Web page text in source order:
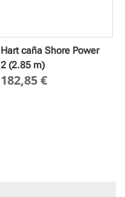
Hart caña Shore Power
2 (2.85 m)
182,85€